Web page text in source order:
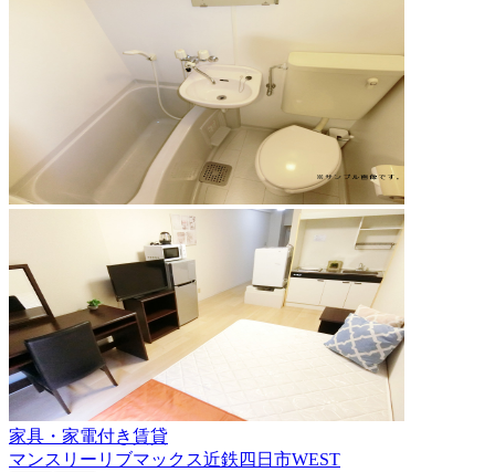
家具・家電付き賃貸
マンスリーリブマックス近鉄四日市WEST